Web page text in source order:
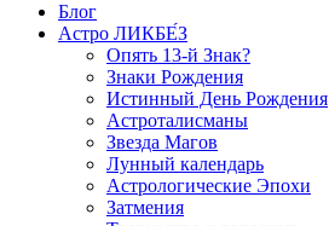
Блог
Астро ЛИКБЕ́З
Опять 13-й Знак?
Знаки Рождения
Истинный День Рождения
Астроталисманы
Звезда Магов
Лунный календарь
Астрологические Эпохи
Затмения